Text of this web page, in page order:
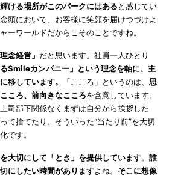
ける場所がこのパークにはあると感じてい
頭において、お客様に笑顔を届けつづけよ
ーワールドだからこそのことですね。
理念経営」 だと思います。社員一人ひとり
るSmileカンパニー」という理念を軸に、主
移しています。
「こころ」というのは、 思
ころ、前向きなこころを含意しています。
司部下関係なくまずは自分から挨拶した
て捨てたり、そういった“当たり前”を大切
です。
大切にして「とき」を提供しています。 誰
にしたい時間がありますよね。 そこに想像